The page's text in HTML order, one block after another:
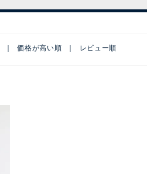
価格が高い順 レビュー順